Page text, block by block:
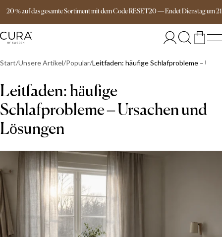
20 % auf das gesamte Sortiment mit dem Code RESET20—EndetDienstagum
Versandkostenfrei ab 149€
Start Unsere Artikel Popular Leitfaden: häufige Schlafprobleme –
Leitfaden: häufige
Schlafprobleme – Ursachen und
Lösungen